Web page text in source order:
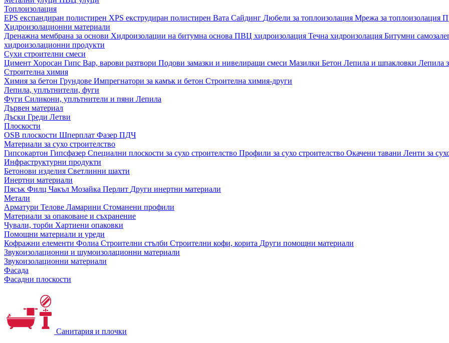
Топлоизолация
EPS експандиран полистирен XPS екструдиран полистирен Вата Сайдинг Дюбели за топлоизолация Мрежа за топлоизолация
Хидроизолационни материали
Дренажна мембрана за основи Хидроизолации на битумна основа ПВЦ хидроизолация Течна хидроизолация Битумни
хидроизолационни продукти
Сухи строителни смеси
Цимент Хоросан Гипс Вар, варови разтвори Подови замазки и нивелиращи смеси Мазилки Бетон Лепила и шпакловки Лепила
Строителна химия
Химия за бетон Грундове Импрегнатори за камък и бетон Строителна химия-други
Лепила, уплътнители, фуги
Фуги Силикони, уплътнители и пяни Лепила
Дървен материал
Дъски Греди Летви
Плоскости
OSB плоскости Шперплат Фазер ПДЧ
Материали за сухо строителство
Гипсокартон Гипсфазер Специални плоскости за сухо строителство Профили за сухо строителство Окачени тавани Ленти за
Инфраструктурни продукти
Бетонови изделия Светлинни шахти
Инертни материали
Пясък Филц Чакъл Мозайкa Перлит Други инертни материали
Метали
Арматури Телове Ламарини Стоманени профили
Материали за опаковане и съхранение
Чували, торби Хартиени опаковки
Помощни материали и уреди
Кофражни елементи Фолиа Строителни стълби Строителни кофи, корита Други помощни материали
Звукоизолационни и шумоизолационни материали
Звукоизолационни материали
Фасада
Фасадни плоскости
Санитария и плочки